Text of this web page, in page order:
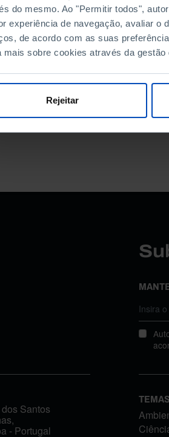
do mesmo. Ao "Permitir todos",
experiência de navegação, avaliar o
de acordo com as suas
mais sobre cookies através da
Rejeitar
Santos
- Portugal
TEMAS